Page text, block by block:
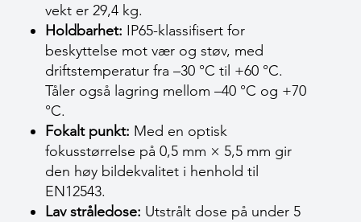
vekt er 29,4 kg.
Holdbarhet: IP65-klassifisert for
beskyttelse mot vær og støv, med
driftstemperatur fra –30 °C til +60 °C.
Tåler også lagring mellom –40 °C og +70
°C.
Fokalt punkt: Med en optisk
fokusstørrelse på 0,5 mm × 5,5 mm gir
den høy bildekvalitet i henhold til
EN12543.
Lav stråledose: Utstrålt dose på under 5